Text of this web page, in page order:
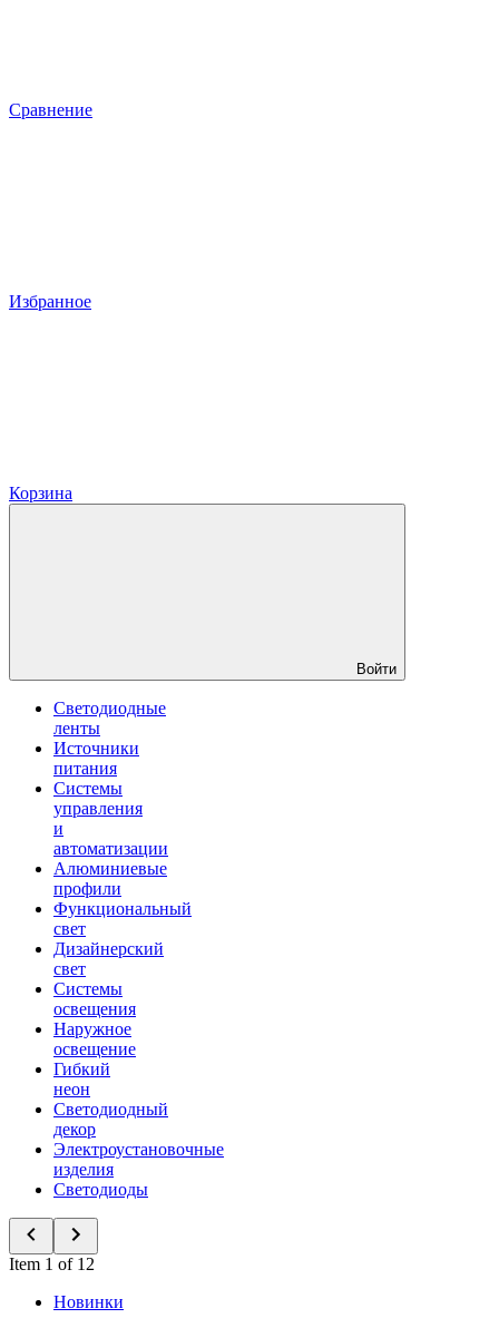
Сравнение
Избранное
Корзина
Войти
Светодиодные
ленты
Источники
питания
Системы
управления
и
автоматизации
Алюминиевые
профили
Функциональный
свет
Дизайнерский
свет
Системы
освещения
Наружное
освещение
Гибкий
неон
Светодиодный
декор
Электроустановочные
изделия
Светодиоды
Item 1 of 12
Новинки